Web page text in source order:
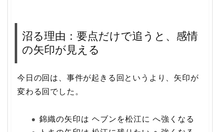
沼る理由：要点だけで追うと、感情
の矢印が見える
今日の回は、事件が起きる回というより、矢印が
変わる回でした。
錦織の矢印は ヘブンを松江に へ強くなる